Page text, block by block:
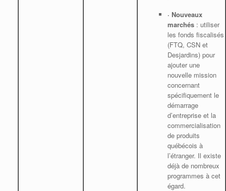
· Nouveaux
marchés: utiliser
les fonds fiscalisés
(FTQ, CSN et
Desjardins) pour
ajouter une
nouvelle mission
concernant
spécifiquement le
démarrage
d’entreprise et la
commercialisation
de produits
québécois à
l’étranger. Il existe
déjà de nombreux
programmes à cet
égard.